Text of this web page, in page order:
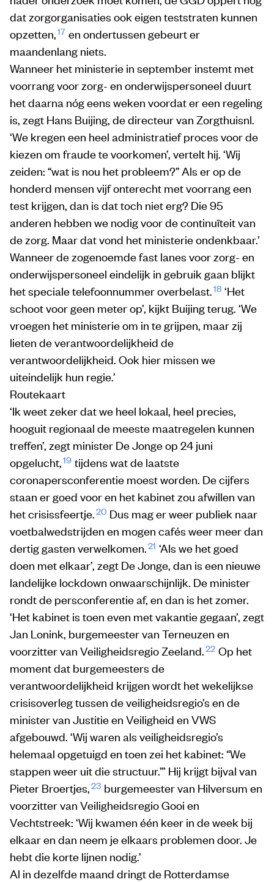
dat zorgorganisaties ook eigen teststraten kunnen
opzetten,17 en ondertussen gebeurt er
maandenlang niets.
Wanneer het ministerie in september instemt met
voorrang voor zorg- en onderwijspersoneel duurt
het daarna nóg eens weken voordat er een regeling
is, zegt Hans Buijing, de directeur van Zorgthuisnl.
‘We kregen een heel administratief proces voor de
kiezen om fraude te voorkomen’, vertelt hij. ‘Wij
zeiden: “wat is nou het probleem?” Als er op de
honderd mensen vijf onterecht met voorrang een
test krijgen, dan is dat toch niet erg? Die 95
anderen hebben we nodig voor de continuïteit van
de zorg. Maar dat vond het ministerie ondenkbaar.’
Wanneer de zogenoemde fast lanes voor zorg- en
onderwijspersoneel eindelijk in gebruik gaan blijkt
het speciale telefoonnummer overbelast.18 ‘Het
schoot voor geen meter op’, kijkt Buijing terug. ‘We
vroegen het ministerie om in te grijpen, maar zij
lieten de verantwoordelijkheid de
verantwoordelijkheid. Ook hier missen we
uiteindelijk hun regie.’
Routekaart
‘Ik weet zeker dat we heel lokaal, heel precies,
hooguit regionaal de meeste maatregelen kunnen
treffen’, zegt minister De Jonge op 24 juni
opgelucht,19 tijdens wat de laatste
coronapersconferentie moest worden. De cijfers
staan er goed voor en het kabinet zou afwillen van
het crisissfeertje.20 Dus mag er weer publiek naar
voetbalwedstrijden en mogen cafés weer meer dan
dertig gasten verwelkomen.21 ‘Als we het goed
doen met elkaar’, zegt De Jonge, dan is een nieuwe
landelijke lockdown onwaarschijnlijk. De minister
rondt de persconferentie af, en dan is het zomer.
‘Het kabinet is toen even met vakantie gegaan’, zegt
Jan Lonink, burgemeester van Terneuzen en
voorzitter van Veiligheidsregio Zeeland.22 Op het
moment dat burgemeesters de
verantwoordelijkheid krijgen wordt het wekelijkse
crisisoverleg tussen de veiligheidsregio’s en de
minister van Justitie en Veiligheid en VWS
afgebouwd. ‘Wij waren als veiligheidsregio’s
helemaal opgetuigd en toen zei het kabinet: “We
stappen weer uit die structuur.”’ Hij krijgt bijval van
Pieter Broertjes,23 burgemeester van Hilversum en
voorzitter van Veiligheidsregio Gooi en
Vechtstreek: ‘Wij kwamen één keer in de week bij
elkaar en dan neem je elkaars problemen door. Je
hebt die korte lijnen nodig.’
Al in dezelfde maand dringt de Rotterdamse